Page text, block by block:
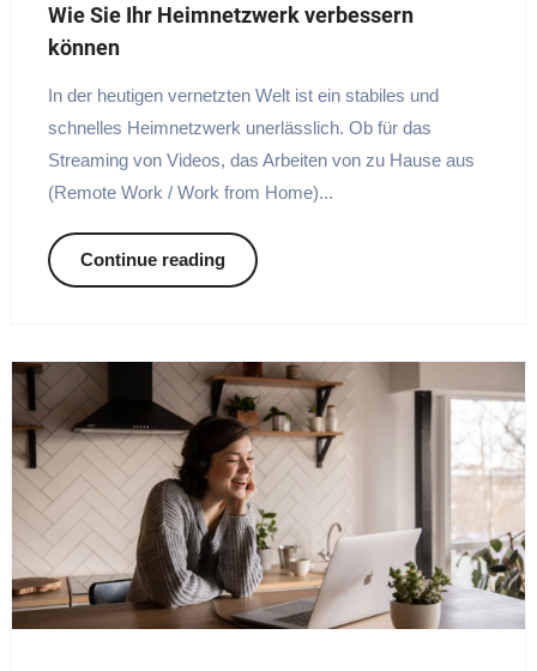
Wie Sie Ihr Heimnetzwerk verbessern
können
In der heutigen vernetzten Welt ist ein stabiles und
schnelles Heimnetzwerk unerlässlich. Ob für das
Streaming von Videos, das Arbeiten von zu Hause aus
(Remote Work / Work from Home)...
Continue reading